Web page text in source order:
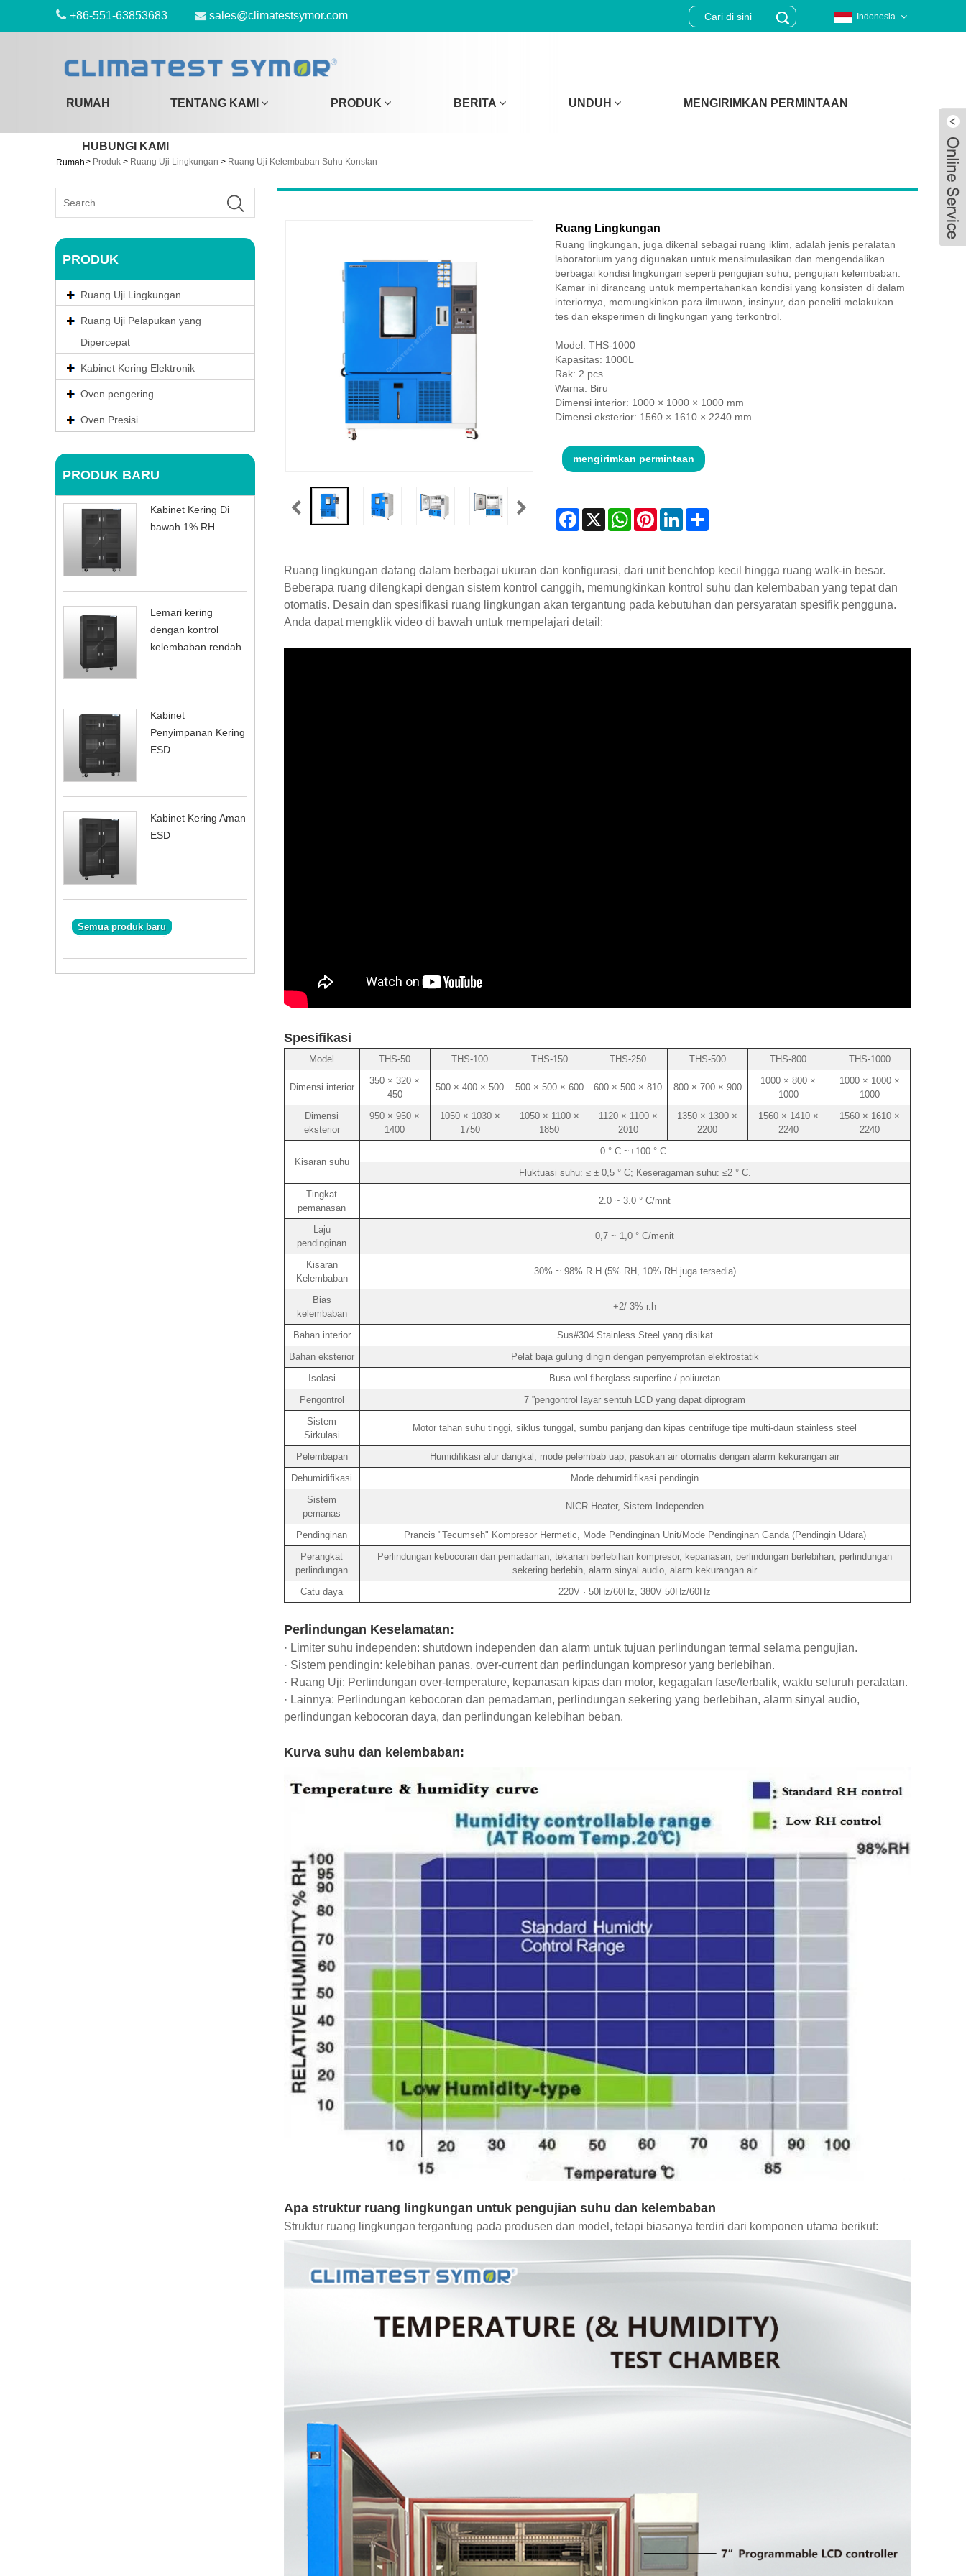
+86-551-63853683 sales@climatestsymor.com Indonesia
RUMAH TENTANG KAMI PRODUK BERITA UNDUH MENGIRIMKAN PERMINTAAN
HUBUNGI KAMI
Rumah> Produk > Ruang Uji Lingkungan > Ruang Uji Kelembaban Suhu Konstan
PRODUK
Ruang Uji Lingkungan
Ruang Uji Pelapukan yang
Dipercepat
Kabinet Kering Elektronik
Oven pengering
Oven Presisi
PRODUK BARU
Kabinet Kering Di
bawah 1% RH
Lemari kering
dengan kontrol
kelembaban rendah
Kabinet
Penyimpanan Kering
ESD
Kabinet Kering Aman
ESD
Semua produk baru
Ruang Lingkungan
Ruang lingkungan, juga dikenal sebagai ruang iklim, adalah jenis peralatan
laboratorium yang digunakan untuk mensimulasikan dan mengendalikan
berbagai kondisi lingkungan seperti pengujian suhu, pengujian kelembaban.
Kamar ini dirancang untuk mempertahankan kondisi yang konsisten di dalam
interiornya, memungkinkan para ilmuwan, insinyur, dan peneliti melakukan
tes dan eksperimen di lingkungan yang terkontrol.
Model: THS-1000
Kapasitas: 1000L
Rak: 2 pcs
Warna: Biru
Dimensi interior: 1000 × 1000 × 1000 mm
Dimensi eksterior: 1560 × 1610 × 2240 mm
mengirimkan permintaan
Facebook
X WhatsAppPinterestLinkedInShare
Ruang lingkungan datang dalam berbagai ukuran dan konfigurasi, dari unit benchtop kecil hingga ruang walk-in besar.
Beberapa ruang dilengkapi dengan sistem kontrol canggih, memungkinkan kontrol suhu dan kelembaban yang tepat dan
otomatis. Desain dan spesifikasi ruang lingkungan akan tergantung pada kebutuhan dan persyaratan spesifik pengguna.
Anda dapat mengklik video di bawah untuk mempelajari detail:
Spesifikasi
Model THS-50 THS-100 THS-150 THS-250 THS-500 THS-800 THS-1000
Dimensi interior
350 × 320 ×
450
500 × 400 × 500 500 × 500 × 600 600 × 500 × 810 800 × 700 × 900
1000 × 800 ×
1000
1000 × 1000 ×
1000
Dimensi
eksterior
950 × 950 ×
1400
1050 × 1030 ×
1750
1050 × 1100 ×
1850
1120 × 1100 ×
2010
1350 × 1300 ×
2200
1560 × 1410 ×
2240
1560 × 1610 ×
2240
Kisaran suhu
0 ° C ~+100 ° C.
Fluktuasi suhu: ≤ ± 0,5 ° C; Keseragaman suhu: ≤2 ° C.
Tingkat
pemanasan
2.0 ~ 3.0 ° C/mnt
Laju
pendinginan
0,7 ~ 1,0 ° C/menit
Kisaran
Kelembaban
30% ~ 98% R.H (5% RH, 10% RH juga tersedia)
Bias
kelembaban
+2/-3% r.h
Bahan interior
Sus#304 Stainless Steel yang disikat
Bahan eksterior
Pelat baja gulung dingin dengan penyemprotan elektrostatik
Isolasi
Busa wol fiberglass superfine / poliuretan
Pengontrol
7 ”pengontrol layar sentuh LCD yang dapat diprogram
Sistem
Sirkulasi
Motor tahan suhu tinggi, siklus tunggal, sumbu panjang dan kipas centrifuge tipe multi-daun stainless steel
Pelembapan
Humidifikasi alur dangkal, mode pelembab uap, pasokan air otomatis dengan alarm kekurangan air
Dehumidifikasi
Mode dehumidifikasi pendingin
Sistem
pemanas
NICR Heater, Sistem Independen
Pendinginan
Prancis "Tecumseh" Kompresor Hermetic, Mode Pendinginan Unit/Mode Pendinginan Ganda (Pendingin Udara)
Perangkat
perlindungan
Perlindungan kebocoran dan pemadaman, tekanan berlebihan kompresor, kepanasan, perlindungan berlebihan, perlindungan
sekering berlebih, alarm sinyal audio, alarm kekurangan air
Catu daya
220V · 50Hz/60Hz, 380V 50Hz/60Hz
Perlindungan Keselamatan:
· Limiter suhu independen: shutdown independen dan alarm untuk tujuan perlindungan termal selama pengujian.
· Sistem pendingin: kelebihan panas, over-current dan perlindungan kompresor yang berlebihan.
· Ruang Uji: Perlindungan over-temperature, kepanasan kipas dan motor, kegagalan fase/terbalik, waktu seluruh peralatan.
· Lainnya: Perlindungan kebocoran dan pemadaman, perlindungan sekering yang berlebihan, alarm sinyal audio,
perlindungan kebocoran daya, dan perlindungan kelebihan beban.
Kurva suhu dan kelembaban:
Apa struktur ruang lingkungan untuk pengujian suhu dan kelembaban
Struktur ruang lingkungan tergantung pada produsen dan model, tetapi biasanya terdiri dari komponen utama berikut: